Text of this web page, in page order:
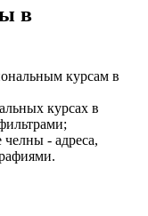
в
курсам в
курсах в
- адреса,